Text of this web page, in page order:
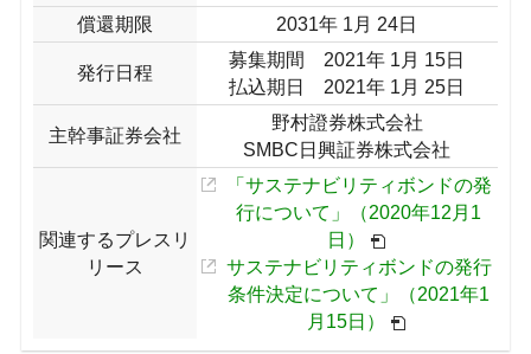
償還期限
2031年 1月 24日
発行日程
募集期間 2021年 1月 15日
払込期日 2021年 1月 25日
主幹事証券会社
野村證券株式会社
SMBC日興証券株式会社
関連するプレスリ
リース
「サステナビリティボンドの発
行について」（2020年12月1
日）
サステナビリティボンドの発行
条件決定について」（2021年1
月15日）